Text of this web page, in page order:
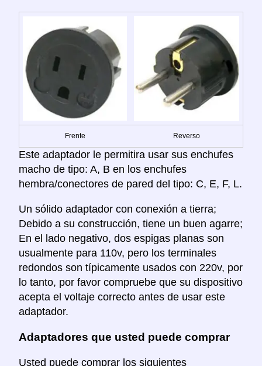
Frente Reverso
Este adaptador le permitira usar sus enchufes
macho de tipo: A, B en los enchufes
hembra/conectores de pared del tipo: C, E, F, L.
Un sólido adaptador con conexión a tierra;
Debido a su construcción, tiene un buen agarre;
En el lado negativo, dos espigas planas son
usualmente para 110v, pero los terminales
redondos son típicamente usados con 220v, por
lo tanto, por favor compruebe que su dispositivo
acepta el voltaje correcto antes de usar este
adaptador.
Adaptadores que usted puede comprar
Usted puede comprar los siguientes